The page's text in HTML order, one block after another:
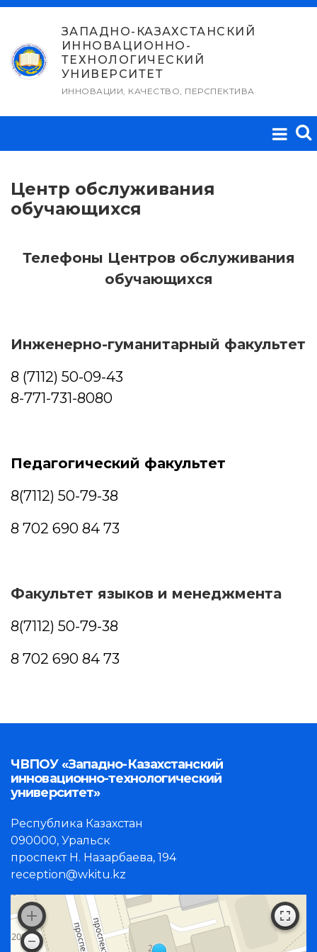
Перейти
содержимому
ЗАПАДНО-КАЗАХСТАНСКИЙ
ИННОВАЦИОННО-
ТЕХНОЛОГИЧЕСКИЙ
УНИВЕРСИТЕТ
ИННОВАЦИИ, КАЧЕСТВО, ПЕРСПЕКТИВА
Центр обслуживания
обучающихся
Телефоны Центров обслуживания
обучающихся
Инженерно-гуманитарный факультет
8 (7112) 50-09-43
8-771-731-8080
Педагогический факультет
8(7112) 50-79-38
8 702 690 84 73
Факультет языков и менеджмента
8(7112) 50-79-38
8 702 690 84 73
ЧВПОУ «Западно-Казахстанский
инновационно-технологический
университет»
Республика Казахстан
090000, Уральск
проспект Н. Назарбаева, 194
reception@wkitu.kz